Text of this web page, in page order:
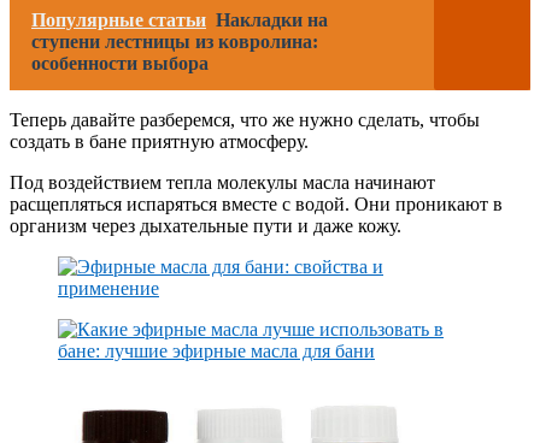
Популярные статьи Накладки на
ступени лестницы из ковролина:
особенности выбора
Теперь давайте разберемся, что же нужно сделать, чтобы
создать в бане приятную атмосферу.
Под воздействием тепла молекулы масла начинают
расщепляться испаряться вместе с водой. Они проникают в
организм через дыхательные пути и даже кожу.